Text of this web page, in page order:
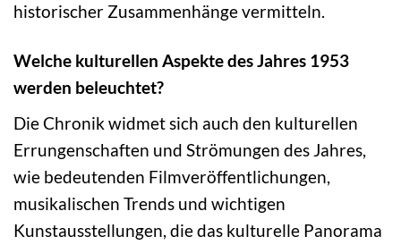
historischer Zusammenhänge vermitteln.
Welche kulturellen Aspekte des Jahres 1953
werden beleuchtet?
Die Chronik widmet sich auch den kulturellen
Errungenschaften und Strömungen des Jahres,
wie bedeutenden Filmveröffentlichungen,
musikalischen Trends und wichtigen
Kunstausstellungen, die das kulturelle Panorama